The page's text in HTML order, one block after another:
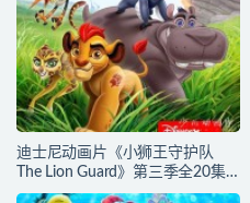
迪士尼动画片《小狮王守护队
The Lion Guard》第三季全20集
多国语言(含国语)+多国字幕(含中